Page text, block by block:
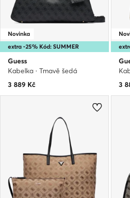
extra -25% Kód: SUMMER
Novinka
Guess
Kabelka · Tmavě šedá
3 889 Kč
3